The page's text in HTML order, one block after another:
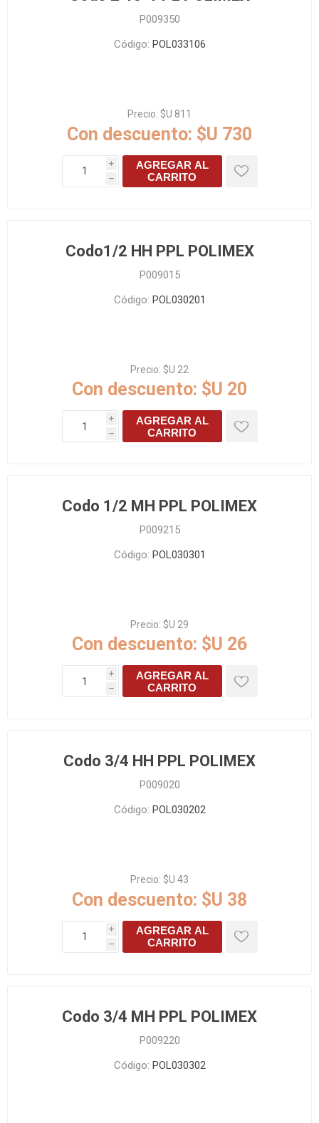
P009350
Código: POL033106
Precio: $U 811
Con descuento: $U 730
i
h
AGREGAR AL
CARRITO
Codo1/2 HH PPL POLIMEX
P009015
Código: POL030201
Precio: $U 22
Con descuento: $U 20
i
h
AGREGAR AL
CARRITO
Codo 1/2 MH PPL POLIMEX
P009215
Código: POL030301
Precio: $U 29
Con descuento: $U 26
i
h
AGREGAR AL
CARRITO
Codo 3/4 HH PPL POLIMEX
P009020
Código: POL030202
Precio: $U 43
Con descuento: $U 38
i
h
AGREGAR AL
CARRITO
Codo 3/4 MH PPL POLIMEX
P009220
Código: POL030302